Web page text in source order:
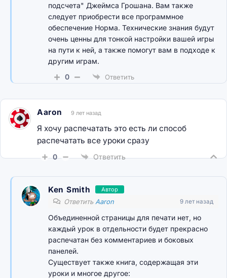
подсчета" Джеймса Грошана. Вам также
следует приобрести все программное
обеспечение Норма. Технические знания будут
очень ценны для тонкой настройки вашей игры
на пути к ней, а также помогут вам в подходе к
другим играм.
0
Ответить
Aaron 9 лет назад
Я хочу распечатать это есть ли способ
распечатать все уроки сразу
0 Ответить
Ken Smith Автор
Ответить Aaron 9 лет назад
Объединенной страницы для печати нет, но
каждый урок в отдельности будет прекрасно
распечатан без комментариев и боковых
панелей.
Существует также книга, содержащая эти
уроки и многое другое: